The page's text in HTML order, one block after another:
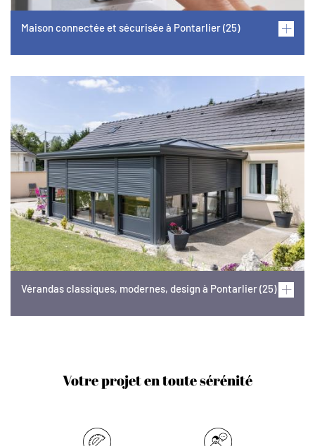
Maison connectée et sécurisée à Pontarlier (25)
Vérandas classiques, modernes, design à Pontarlier (25)
Votre projet en toute sérénité